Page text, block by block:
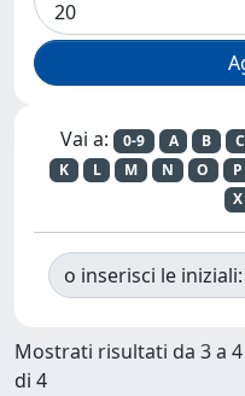
Vai a: 0-9 A B C
K
L M N O P
X
o inserisci le iniziali:
Mostrati risultati da 3 a 4
di 4